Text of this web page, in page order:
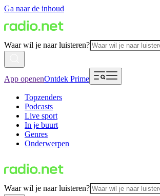
Ga naar de inhoud
Waar wil je naar luisteren?
App openenOntdek Prime
Topzenders
Podcasts
Live sport
In je buurt
Genres
Onderwerpen
Waar wil je naar luisteren?